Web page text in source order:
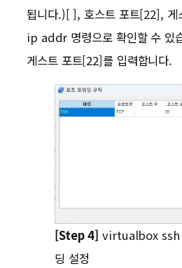
됩니다.)[ ], 호스트 포트[22],
ip addr 명령으로 확인할 수 있
게스트 포트[22]를 입력합니다.
[Step 4] virtualbox ssh
딩 설정